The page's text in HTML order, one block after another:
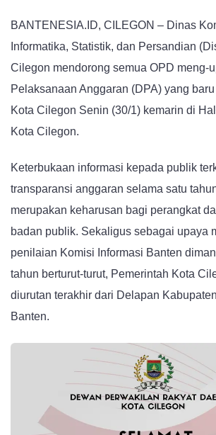
BANTENESIA.ID, CILEGON – Dinas
Informatika, Statistik, dan Persandian
Cilegon mendorong semua OPD meng-
Pelaksanaan Anggaran (DPA) yang
Kota Cilegon Senin (30/1) kemarin di
Kota Cilegon.
Keterbukaan informasi kepada publik
transparansi anggaran selama satu
merupakan keharusan bagi perangkat
badan publik. Sekaligus sebagai upaya
penilaian Komisi Informasi Banten
tahun berturut-turut, Pemerintah Kota
diurutan terakhir dari Delapan
Banten.